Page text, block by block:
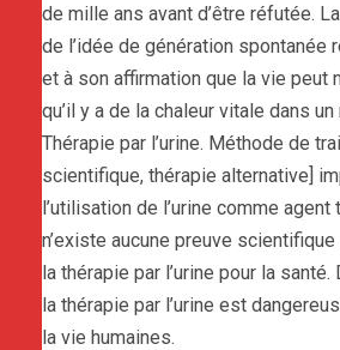
de mille ans avant d’être réfutée.
de l’idée de génération spontanée
et à son affirmation que la vie peut
qu’il y a de la chaleur vitale dans
Thérapie par l’urine. Méthode de
scientifique, thérapie alternative]
l’utilisation de l’urine comme
n’existe aucune preuve
la thérapie par l’urine pour la
la thérapie par l’urine est
la vie humaines.